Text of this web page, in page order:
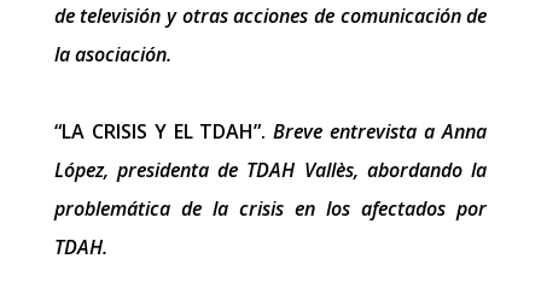
de televisión y otras acciones de comunicación de
la asociación.
“LA CRISIS Y EL TDAH”.Breve entrevista a Anna
López, presidenta de TDAH Vallès, abordando la
problemática de la crisis en los afectados por
TDAH.